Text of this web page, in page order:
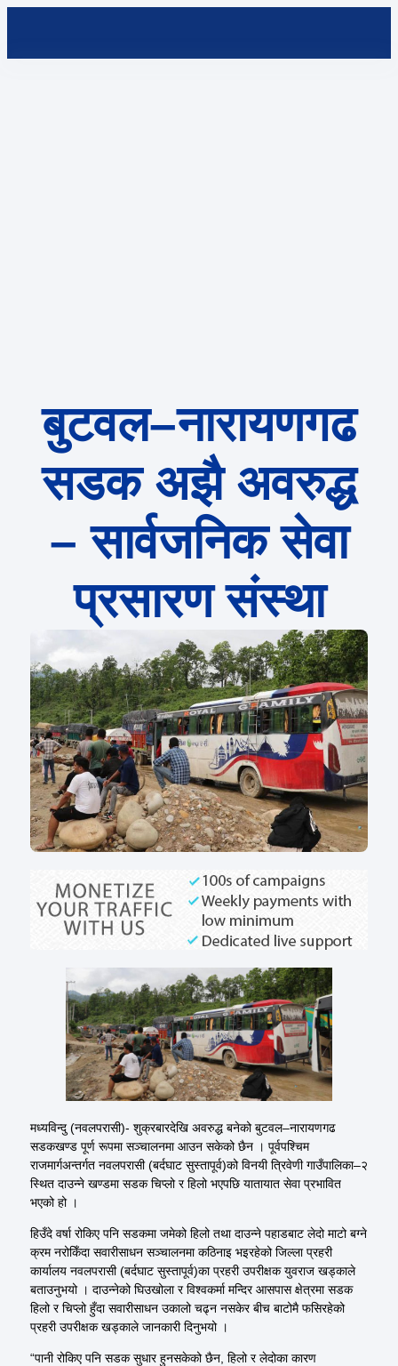
बुटवल–नारायणगढ
सडक अझै अवरुद्ध
– सार्वजनिक सेवा
प्रसारण संस्था
मध्यविन्दु (नवलपरासी)- शुक्रबारदेखि अवरुद्ध बनेको बुटवल–नारायणगढ
सडकखण्ड पूर्ण रूपमा सञ्चालनमा आउन सकेको छैन । पूर्वपश्चिम
राजमार्गअन्तर्गत नवलपरासी (बर्दघाट सुस्तापूर्व)को विनयी त्रिवेणी गाउँपालिका–२
स्थित दाउन्ने खण्डमा सडक चिप्लो र हिलो भएपछि यातायात सेवा प्रभावित
भएको हो ।
हिउँदे वर्षा रोकिए पनि सडकमा जमेको हिलो तथा दाउन्ने पहाडबाट लेदो माटो बग्ने
क्रम नरोकिँदा सवारीसाधन सञ्चालनमा कठिनाइ भइरहेको जिल्ला प्रहरी
कार्यालय नवलपरासी (बर्दघाट सुस्तापूर्व)का प्रहरी उपरीक्षक युवराज खड्काले
बताउनुभयो । दाउन्नेको घिउखोला र विश्वकर्मा मन्दिर आसपास क्षेत्रमा सडक
हिलो र चिप्लो हुँदा सवारीसाधन उकालो चढ्न नसकेर बीच बाटोमै फसिरहेको
प्रहरी उपरीक्षक खड्काले जानकारी दिनुभयो ।
“पानी रोकिए पनि सडक सुधार हुनसकेको छैन, हिलो र लेदोका कारण